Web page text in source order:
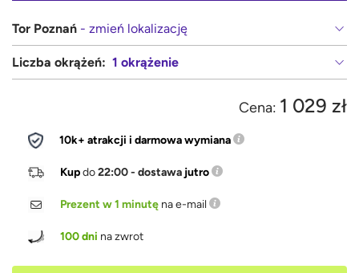
Tor Poznań - zmień lokalizację
Liczba okrążeń: 1 okrążenie
Cena: 1 029 zł
10k+ atrakcji i darmowa wymiana
Kupdo22:00 - dostawa jutro
Prezent w 1 minutę na e-mail
100 dni na zwrot